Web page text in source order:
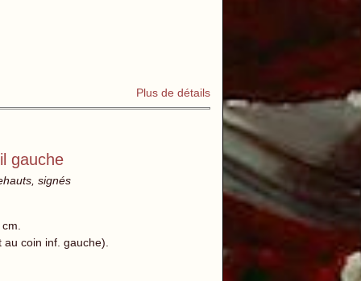
Plus de détails
gauche
signés
au coin inf. gauche).